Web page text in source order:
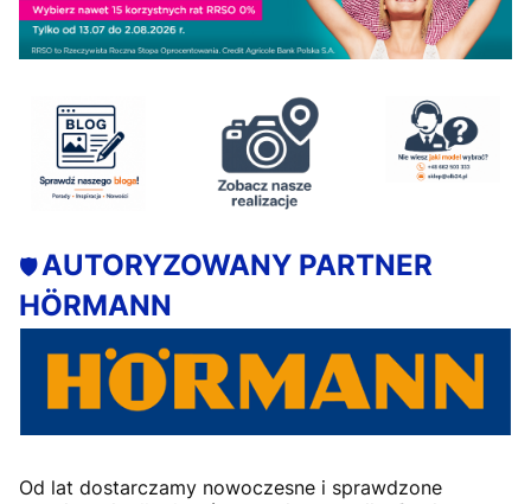
🛡️AUTORYZOWANY PARTNER
HÖRMANN
Od lat dostarczamy nowoczesne i sprawdzone